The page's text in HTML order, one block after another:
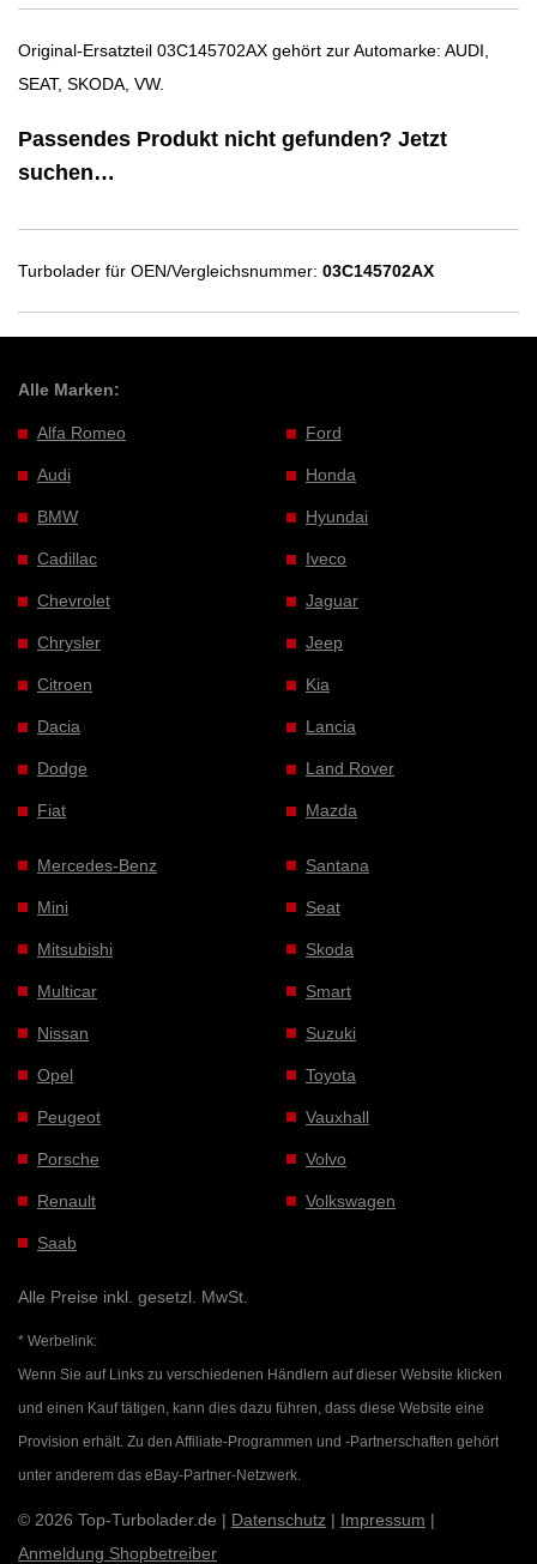
Original-Ersatzteil 03C145702AX gehört zur Automarke: AUDI,
SEAT, SKODA, VW.
Passendes Produkt nicht gefunden? Jetzt
suchen…
Turbolader für OEN/Vergleichsnummer: 03C145702AX
Alle Marken:
Alfa Romeo
Audi
BMW
Cadillac
Chevrolet
Chrysler
Citroen
Dacia
Dodge
Fiat
Ford
Honda
Hyundai
Iveco
Jaguar
Jeep
Kia
Lancia
Land Rover
Mazda
Mercedes-Benz
Mini
Mitsubishi
Multicar
Nissan
Opel
Peugeot
Porsche
Renault
Saab
Santana
Seat
Skoda
Smart
Suzuki
Toyota
Vauxhall
Volvo
Volkswagen
Alle Preise inkl. gesetzl. MwSt.
* Werbelink:
Wenn Sie auf Links zu verschiedenen Händlern auf dieser Website klicken
und einen Kauf tätigen, kann dies dazu führen, dass diese Website eine
Provision erhält. Zu den Affiliate-Programmen und -Partnerschaften gehört
unter anderem das eBay-Partner-Netzwerk.
© 2026 Top-Turbolader.de | Datenschutz | Impressum |
Anmeldung Shopbetreiber